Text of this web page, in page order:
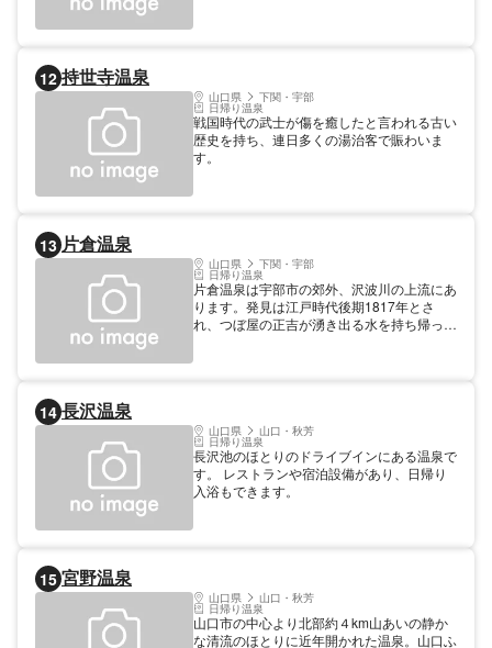
12 持世寺温泉
山口県 下関・宇部
日帰り温泉
戦国時代の武士が傷を癒したと言われる古い
歴史を持ち、連日多くの湯治客で賑わいま
す。
13 片倉温泉
山口県 下関・宇部
日帰り温泉
片倉温泉は宇部市の郊外、沢波川の上流にあ
ります。発見は江戸時代後期1817年とさ
れ、つぼ屋の正吉が湧き出る水を持ち帰った
14 長沢温泉
山口県 山口・秋芳
日帰り温泉
長沢池のほとりのドライブインにある温泉で
す。 レストランや宿泊設備があり、日帰り
入浴もできます。
15 宮野温泉
山口県 山口・秋芳
日帰り温泉
山口市の中心より北部約４km山あいの静か
な清流のほとりに近年開かれた温泉。山口ふ